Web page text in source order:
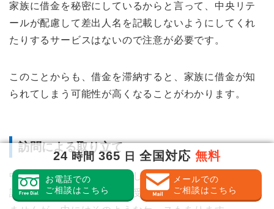
家族に借金を秘密にしているからと言って、中央リテ
ールが配慮して差出人名を記載しないようにしてくれ
たりするサービスはないので注意が必要です。
このことからも、借金を滞納すると、家族に借金が知
られてしまう可能性が高くなることがわかります。
訪問による取り立て
中央リテールの借金を滞納した場合、自宅や勤務先に
訪問されて直接取り立てを受けることはほとんどあり
24 時間 365 日 全国対応 無料
お電話での
ご相談はこちら
メールでの
ご相談はこちら